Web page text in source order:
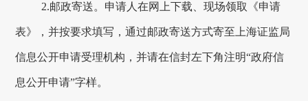
2.邮政寄送。申请人在网上下载、现场领取《申请
表》，并按要求填写，通过邮政寄送方式寄至上海证监局
信息公开申请受理机构，并请在信封左下角注明“政府信
息公开申请”字样。